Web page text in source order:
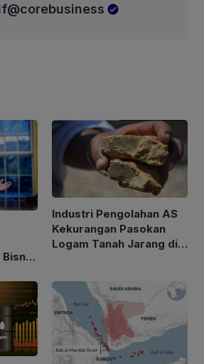
Industri Pengolahan AS
Kekurangan Pasokan
Logam Tanah Jarang di